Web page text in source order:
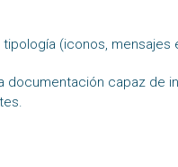
(iconos, mensajes
documentación capaz de